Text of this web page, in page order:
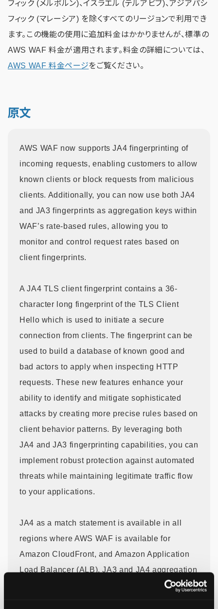
フィック (メルボルン)、イスラエル (テルアビブ)、アジアパシ
フィック (マレーシア) を除くすべてのリージョンで利用でき
ます。この機能の使用に追加料金はかかりませんが、標準の
AWS WAF 料金が適用されます。料金の詳細については、
AWS WAF 料金ページをご覧ください。
原文
AWS WAF now supports JA4 fingerprinting of
incoming requests, enabling customers to allow
known clients or block requests from malicious
clients. Additionally, you can now use both JA4
and JA3 fingerprints as aggregation keys within
WAF’s rate-based rules, allowing you to
monitor and control request rates based on
client fingerprints.
A JA4 TLS client fingerprint contains a 36-
character long fingerprint of the TLS Client
Hello which is used to initiate a secure
connection from clients. The fingerprint can be
used to build a database of known good and
bad actors to apply when inspecting HTTP
requests. These new features enhance your
ability to identify and mitigate sophisticated
attacks by creating more precise rules based on
client behavior patterns. By leveraging both
JA4 and JA3 fingerprinting capabilities, you can
implement robust protection against automated
threats while maintaining legitimate traffic flow
to your applications.
JA4 as a match statement is available in all
regions where AWS WAF is available for
Amazon CloudFront, and Amazon Application
Load Balancer (ALB). JA3 and JA4 aggregation
keys are available in all regions, except the